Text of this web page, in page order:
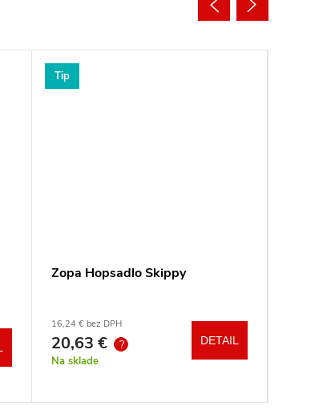
Tip
Zopa Hopsadlo Skippy
16,24 € bez DPH
20,63 € ?
Na sklade
DETAIL